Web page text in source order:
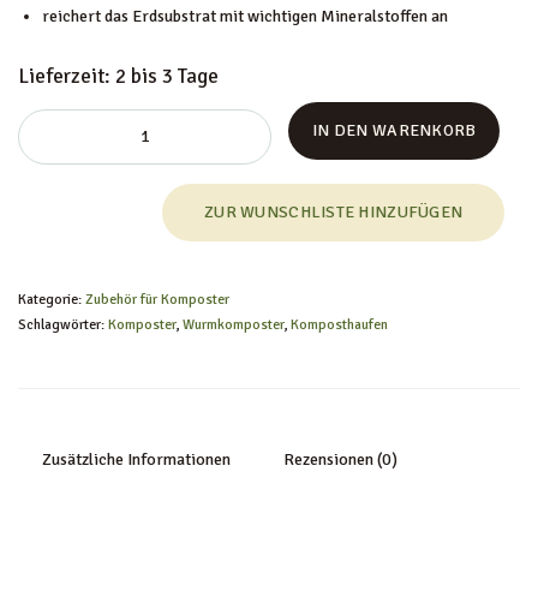
reichert das Erdsubstrat mit wichtigen Mineralstoffen an
Lieferzeit: 2 bis 3 Tage
IN DEN WARENKORB
ZUR WUNSCHLISTE HINZUFÜGEN
Kategorie: Zubehör für Komposter
Schlagwörter: Komposter, Wurmkomposter, Komposthaufen
Zusätzliche Informationen Rezensionen (0)